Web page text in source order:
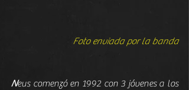
Foto enviada por la banda
Neus comenzó en 1992 con 3 jóvenes a los